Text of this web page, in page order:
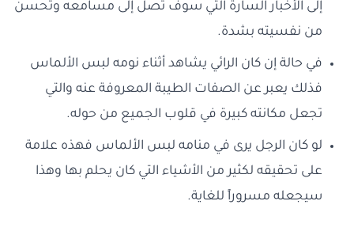
إلى الأخبار السارة التي سوف تصل إلى مسامعه وتحسن
من نفسيته بشدة.
في حالة إن كان الرائي يشاهد أثناء نومه لبس الألماس
فذلك يعبر عن الصفات الطيبة المعروفة عنه والتي
تجعل مكانته كبيرة في قلوب الجميع من حوله.
لو كان الرجل يرى في منامه لبس الألماس فهذه علامة
على تحقيقه لكثير من الأشياء التي كان يحلم بها وهذا
سيجعله مسروراً للغاية.